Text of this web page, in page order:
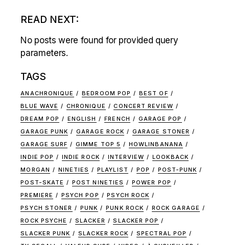
READ NEXT:
No posts were found for provided query
parameters.
TAGS
ANACHRONIQUE BEDROOM POP
BEST OF
BLUE WAVE
CHRONIQUE
CONCERT REVIEW
DREAM POP
ENGLISH FRENCH
GARAGE POP
GARAGE PUNK
GARAGE ROCK
GARAGE STONER
GARAGE SURF
GIMME TOP 5
HOWLINBANANA
INDIE POP
INDIE ROCK INTERVIEW
LOOKBACK
MORGAN
NINETIES PLAYLIST POP
POST-PUNK
POST-SKATE
POST NINETIES
POWER POP
PREMIERE
PSYCH POP
PSYCH ROCK
PSYCH STONER
PUNK PUNK ROCK
ROCK GARAGE
ROCK PSYCHE
SLACKER
SLACKER POP
SLACKER PUNK
SLACKER ROCK
SPECTRAL POP